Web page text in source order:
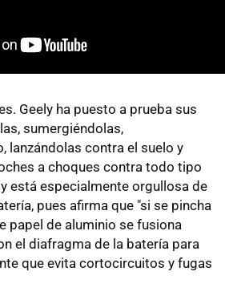
Geely ha puesto a prueba sus
sumergiéndolas,
lanzándolas contra el suelo y
a choques contra todo tipo
está especialmente orgullosa de
pues afirma que "si se pincha
papel de aluminio se fusiona
el diafragma de la batería para
que evita cortocircuitos y fugas